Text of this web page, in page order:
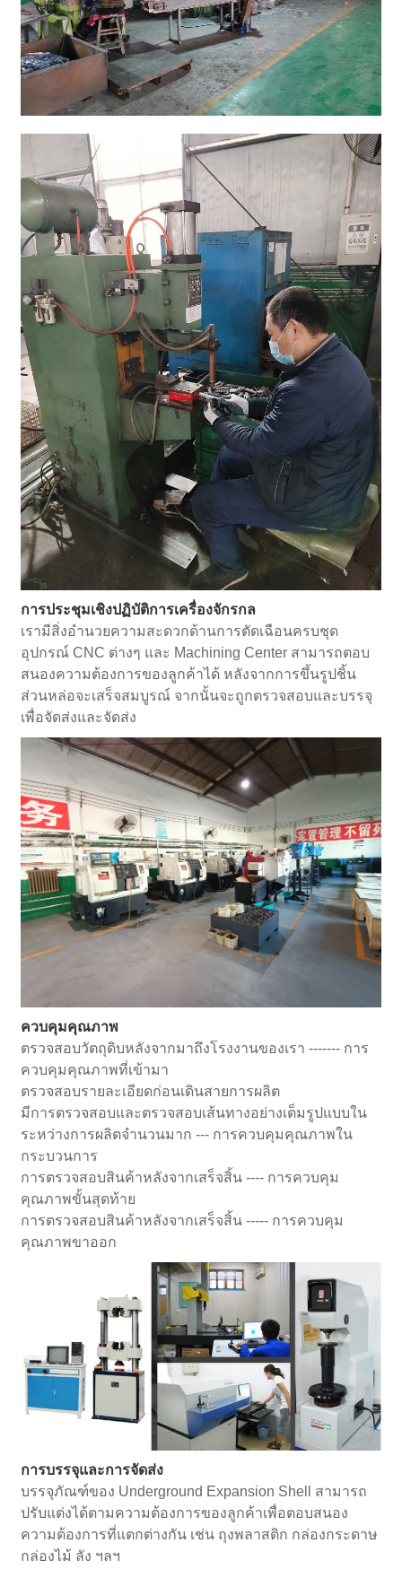
การประชุมเชิงปฏิบัติการเครื่องจักรกล
เรามีสิ่งอำนวยความสะดวกด้านการตัดเฉือนครบชุด
อุปกรณ์ CNC ต่างๆ และ Machining Center สามารถตอบ
สนองความต้องการของลูกค้าได้ หลังจากการขึ้นรูปชิ้น
ส่วนหล่อจะเสร็จสมบูรณ์ จากนั้นจะถูกตรวจสอบและบรรจุ
เพื่อจัดส่งและจัดส่ง
ควบคุมคุณภาพ
ตรวจสอบวัตถุดิบหลังจากมาถึงโรงงานของเรา ------- การ
ควบคุมคุณภาพที่เข้ามา
ตรวจสอบรายละเอียดก่อนเดินสายการผลิต
มีการตรวจสอบและตรวจสอบเส้นทางอย่างเต็มรูปแบบใน
ระหว่างการผลิตจำนวนมาก --- การควบคุมคุณภาพใน
กระบวนการ
การตรวจสอบสินค้าหลังจากเสร็จสิ้น ---- การควบคุม
คุณภาพขั้นสุดท้าย
การตรวจสอบสินค้าหลังจากเสร็จสิ้น ----- การควบคุม
คุณภาพขาออก
การบรรจุและการจัดส่ง
บรรจุภัณฑ์ของ Underground Expansion Shell สามารถ
ปรับแต่งได้ตามความต้องการของลูกค้าเพื่อตอบสนอง
ความต้องการที่แตกต่างกัน เช่น ถุงพลาสติก กล่องกระดาษ
กล่องไม้ ลัง ฯลฯ